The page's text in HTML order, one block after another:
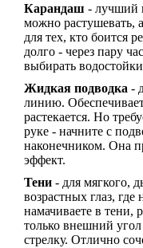
Карандаш - лучший
можно растушевать,
для тех, кто боится
долго - через пару
выбирать
Жидкая подводка -
линию.
растекается. Но
руке - начните с
наконечником. Она
эффект.
Тени - для мягкого,
возрастных глаз,
намачиваете в
только внешний
стрелку. Отлично